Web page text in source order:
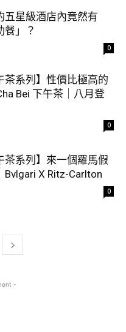
五星級酒店內竟然有
餐」？
0
茶系列】性價比極高的
Bei 下午茶｜八月登
0
茶系列】來一個羅馬假
Bvlgari X Ritz-Carlton
0
-